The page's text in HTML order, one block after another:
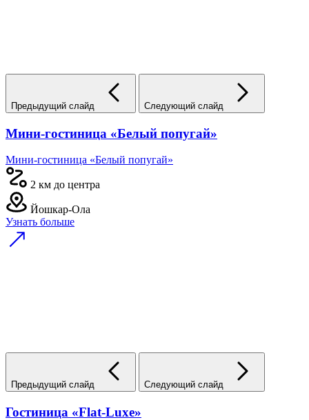
Предыдущий слайд Следующий слайд
Мини-гостиница «Белый попугай»
Мини-гостиница «Белый попугай»
2 км до центра
Йошкар-Ола
Узнать больше
Предыдущий слайд Следующий слайд
Гостиница «Flat-Luxe»